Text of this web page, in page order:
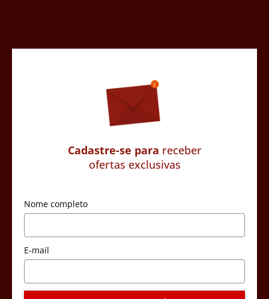
Cadastre-se para receber
ofertas exclusivas
Nome completo
E-mail